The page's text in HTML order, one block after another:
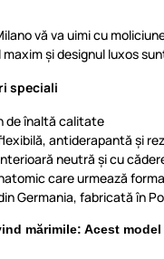
vă va uimi cu
și designul luxos
speciali
de înaltă calitate
antiderapantă și
neutră și cu
care urmează
Germania, fabricată în
mărimile: Acest